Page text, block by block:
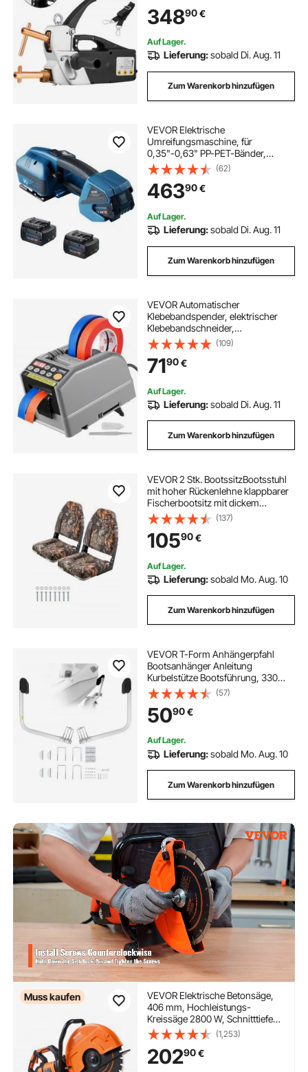
34890€
Auf Lager.
Lieferung:sobald Di. Aug. 11
Zum Warenkorb hinzufügen
VEVOR Elektrische
Umreifungsmaschine, für
0,35"-0,63" PP-PET-Bänder,
tragbares elektrisches
Umreifungswerkzeug mit
Digitalanzeige, 2 x 4000 mAh
batteriebetriebenes automatisches
Umreifungswerkzeug für
Verpackungskartonpaletten
(62)
46390€
Auf Lager.
Lieferung:sobald Di. Aug. 11
Zum Warenkorb hinzufügen
VEVOR Automatischer
Klebebandspender, elektrischer
Klebebandschneider,
Verpackungsmaschine,
Bandschneidemaschine, 6-60 mm
Bandbreite
(109)
7190€
Auf Lager.
Lieferung:sobald Di. Aug. 11
Zum Warenkorb hinzufügen
VEVOR 2 Stk. BootssitzBootsstuhl
mit hoher Rückenlehne klappbarer
Fischerbootsitz mit dickem
Schwammkissen & PU-Leder,
Scharniere aus
Aluminiumlegierung, für Boote
Yachten Schiffe, Tarnfarbe
(137)
10590€
Auf Lager.
Lieferung:sobald Mo. Aug. 10
Zum Warenkorb hinzufügen
VEVOR T-Form Anhängerpfahl
Bootsanhänger Anleitung
Kurbelstütze Bootsführung, 330
mm Einstellbare Breite Boat Trailer
Guide-on - Ersatzteile und Zubehör
für Skiboot Fischerboot
Segelbootanhänger
(57)
5090€
Auf Lager.
Lieferung:sobald Mo. Aug. 10
Zum Warenkorb hinzufügen
Muss kaufen
VEVOR Elektrische Betonsäge,
406 mm, Hochleistungs-
Kreissäge 2800 W, Schnitttiefe
152 mm, Nass-/Trocken-
Scheibensäge mit Wasserrohr,
Wasserpumpe, Sägeblatt, für
Stein und Ziegel
(1,253)
20290€